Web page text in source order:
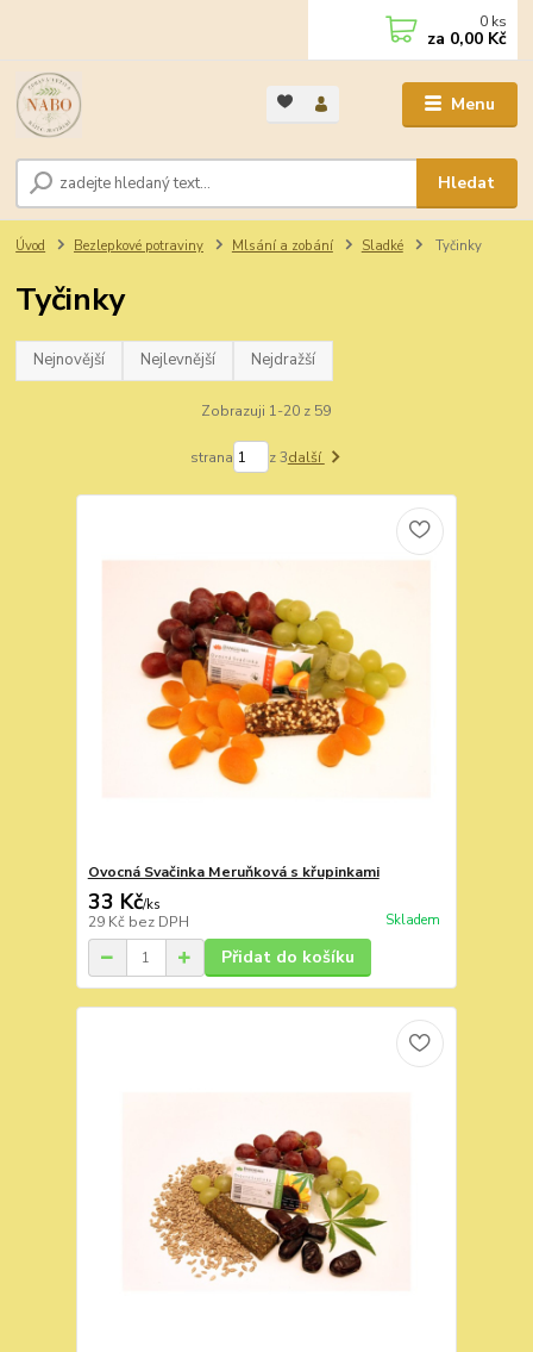
Menu
Hledat
0 ks
za 0,00 Kč
Úvod Bezlepkové potraviny Mlsání a zobání Sladké Tyčinky
Tyčinky
Nejnovější Nejlevnější Nejdražší
Zobrazuji 1-20 z 59
strana z 3další
Ovocná Svačinka Meruňková s křupinkami
33 Kč/ks
29 Kč bez DPH Skladem
Přidat do košíku